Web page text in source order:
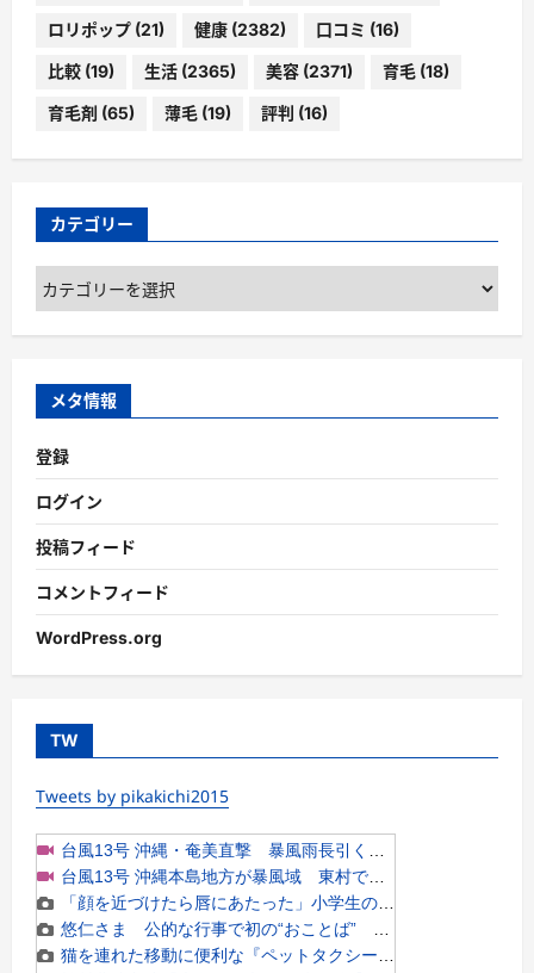
ロリポップ (21) 健康 (2382) 口コミ (16)
比較 (19) 生活 (2365) 美容 (2371) 育毛 (18)
育毛剤 (65) 薄毛 (19) 評判 (16)
カテゴリー
カ
テ
ゴ
ー
メタ情報
登録
ログイン
投稿フィード
コメントフィード
WordPress.org
TW
Tweets by pikakichi2015